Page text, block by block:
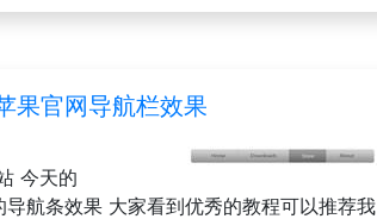
果官网导航栏效果
今天的
航条效果 大家看到优秀的教程可以推荐我